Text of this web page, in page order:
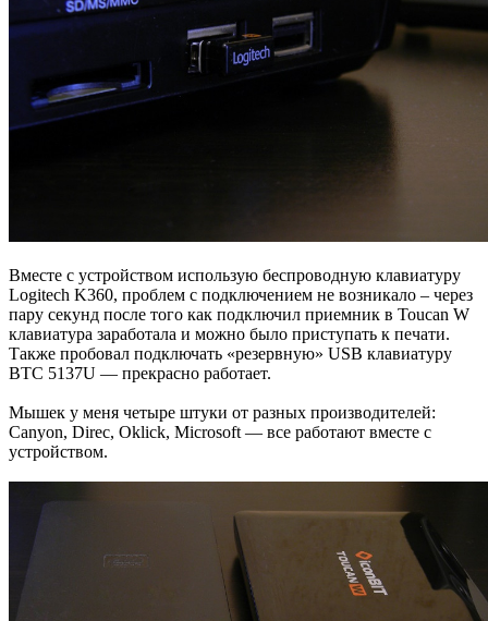
Вместе с устройством использую беспроводную клавиатуру
Logitech K360, проблем с подключением не возникало – через
пару секунд после того как подключил приемник в Toucan W
клавиатура заработала и можно было приступать к печати.
Также пробовал подключать «резервную» USB клавиатуру
BTC 5137U — прекрасно работает.
Мышек у меня четыре штуки от разных производителей:
Canyon, Direc, Oklick, Microsoft — все работают вместе с
устройством.